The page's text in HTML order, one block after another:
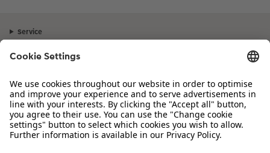
Service
Sortiment
Inspiration